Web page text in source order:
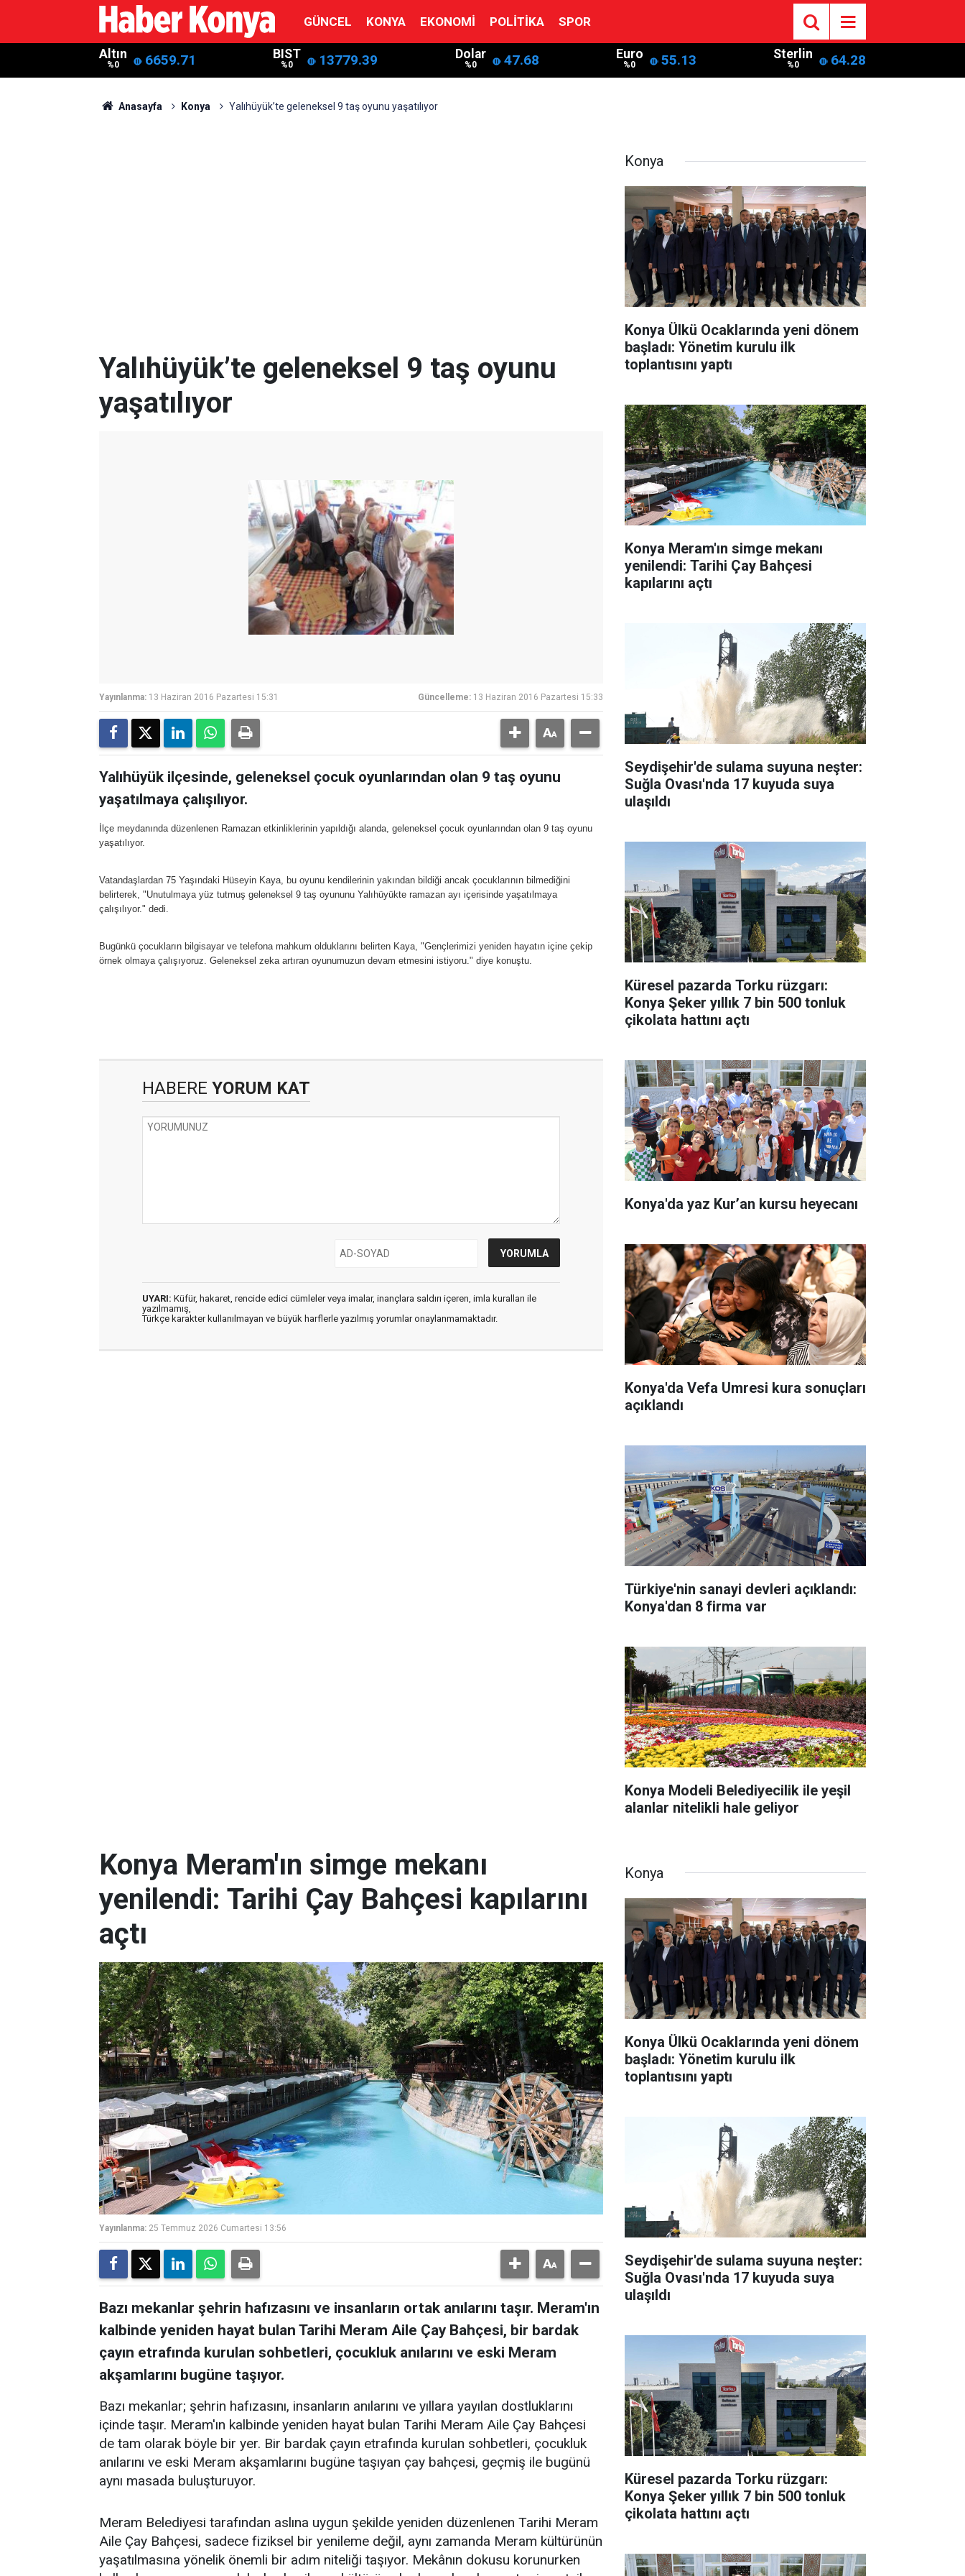
GÜNCEL KONYA EKONOMI POLITIKA SPOR
Altın
%0 6659.71 BIST
%0 13779.39 Dolar
%0 47.68 Euro
%0 55.13 Sterlin
%0 64.28
Anasayfa Konya Yalıhüyük’te geleneksel 9 taş oyunu yaşatılıyor
Yalıhüyük’te geleneksel 9 taş oyunu
yaşatılıyor
Yayınlanma: 13 Haziran 2016 Pazartesi 15:31 Güncelleme: 13 Haziran 2016 Pazartesi 15:33
Yalıhüyük ilçesinde, geleneksel çocuk oyunlarından olan 9 taş oyunu
yaşatılmaya çalışılıyor.
İlçe meydanında düzenlenen Ramazan etkinliklerinin yapıldığı alanda, geleneksel çocuk oyunlarından olan 9 taş oyunu
yaşatılıyor.
Vatandaşlardan 75 Yaşındaki Hüseyin Kaya, bu oyunu kendilerinin yakından bildiği ancak çocuklarının bilmediğini
belirterek, "Unutulmaya yüz tutmuş geleneksel 9 taş oyununu Yalıhüyükte ramazan ayı içerisinde yaşatılmaya
çalışılıyor." dedi.
Bugünkü çocukların bilgisayar ve telefona mahkum olduklarını belirten Kaya, "Gençlerimizi yeniden hayatın içine çekip
örnek olmaya çalışıyoruz. Geleneksel zeka artıran oyunumuzun devam etmesini istiyoru." diye konuştu.
HABERE YORUM KAT
UYARI: Küfür, hakaret, rencide edici cümleler veya imalar, inançlara saldırı içeren, imla kuralları ile
yazılmamış,
Türkçe karakter kullanılmayan ve büyük harflerle yazılmış yorumlar onaylanmamaktadır.
Konya
Konya Ülkü Ocaklarında yeni dönem
başladı: Yönetim kurulu ilk
toplantısını yaptı
Konya Meram'ın simge mekanı
yenilendi: Tarihi Çay Bahçesi
kapılarını açtı
Seydişehir'de sulama suyuna neşter:
Suğla Ovası'nda 17 kuyuda suya
ulaşıldı
Küresel pazarda Torku rüzgarı:
Konya Şeker yıllık 7 bin 500 tonluk
çikolata hattını açtı
Konya'da yaz Kur’an kursu heyecanı
Konya'da Vefa Umresi kura sonuçları
açıklandı
Türkiye'nin sanayi devleri açıklandı:
Konya'dan 8 firma var
Konya Modeli Belediyecilik ile yeşil
alanlar nitelikli hale geliyor
Konya Meram'ın simge mekanı
yenilendi: Tarihi Çay Bahçesi kapılarını
açtı
Yayınlanma: 25 Temmuz 2026 Cumartesi 13:56
Bazı mekanlar şehrin hafızasını ve insanların ortak anılarını taşır. Meram'ın
kalbinde yeniden hayat bulan Tarihi Meram Aile Çay Bahçesi, bir bardak
çayın etrafında kurulan sohbetleri, çocukluk anılarını ve eski Meram
akşamlarını bugüne taşıyor.
Bazı mekanlar; şehrin hafızasını, insanların anılarını ve yıllara yayılan dostluklarını
içinde taşır. Meram'ın kalbinde yeniden hayat bulan Tarihi Meram Aile Çay Bahçesi
de tam olarak böyle bir yer. Bir bardak çayın etrafında kurulan sohbetleri, çocukluk
anılarını ve eski Meram akşamlarını bugüne taşıyan çay bahçesi, geçmiş ile bugünü
aynı masada buluşturuyor.
Meram Belediyesi tarafından aslına uygun şekilde yeniden düzenlenen Tarihi Meram
Aile Çay Bahçesi, sadece fiziksel bir yenileme değil, aynı zamanda Meram kültürünün
yaşatılmasına yönelik önemli bir adım niteliği taşıyor. Mekânın dokusu korunurken
Konya
Konya Ülkü Ocaklarında yeni dönem
başladı: Yönetim kurulu ilk
toplantısını yaptı
Seydişehir'de sulama suyuna neşter:
Suğla Ovası'nda 17 kuyuda suya
ulaşıldı
Küresel pazarda Torku rüzgarı:
Konya Şeker yıllık 7 bin 500 tonluk
çikolata hattını açtı